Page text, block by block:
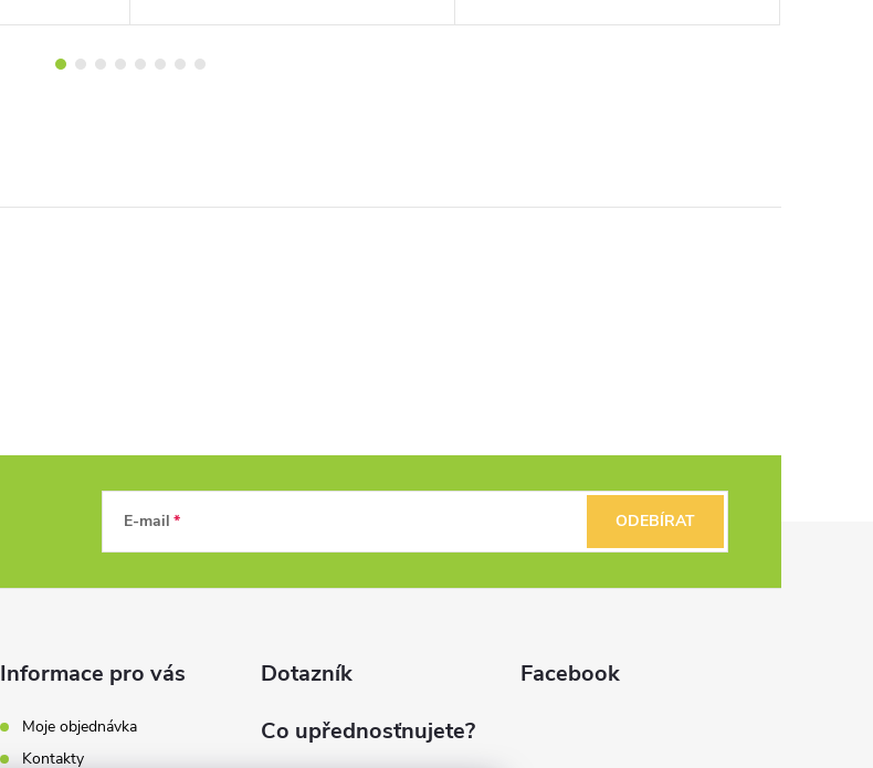
E-mail ODEBÍRAT
Informace pro vás
Moje objednávka
Kontakty
Dotazník
Co upřednosťnujete?
Facebook